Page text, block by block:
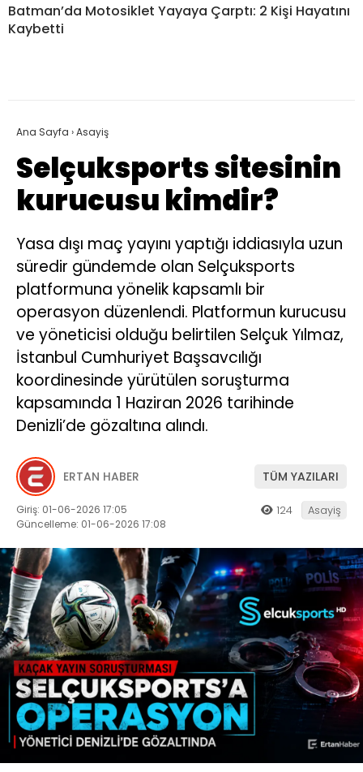
Batman’da Motosiklet Yayaya Çarptı: 2 Kişi Hayatını
Kaybetti
Ana Sayfa ›Asayiş
Selçuksports sitesinin
kurucusu kimdir?
Yasa dışı maç yayını yaptığı iddiasıyla uzun
süredir gündemde olan Selçuksports
platformuna yönelik kapsamlı bir
operasyon düzenlendi. Platformun kurucusu
ve yöneticisi olduğu belirtilen Selçuk Yılmaz,
İstanbul Cumhuriyet Başsavcılığı
koordinesinde yürütülen soruşturma
kapsamında 1 Haziran 2026 tarihinde
Denizli’de gözaltına alındı.
ERTAN HABER TÜM YAZILARI
Giriş: 01-06-2026 17:05
Güncelleme: 01-06-2026 17:08
124 Asayiş